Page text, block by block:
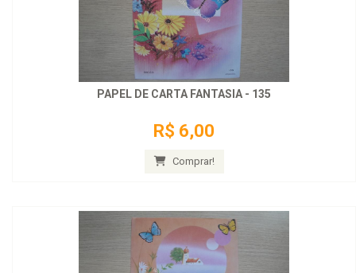
PAPEL DE CARTA FANTASIA - 135
R$ 6,00
Comprar!